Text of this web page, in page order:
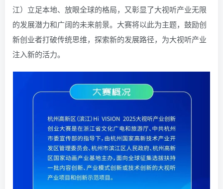
江）立足本地、放眼全球的格局，又彰显了大视听产业无限
的发展潜力和广阔的未来前景。大赛将以此为主题，鼓励创
新创业者打破传统思维，探索新的发展路径，为大视听产业
注入新的活力。